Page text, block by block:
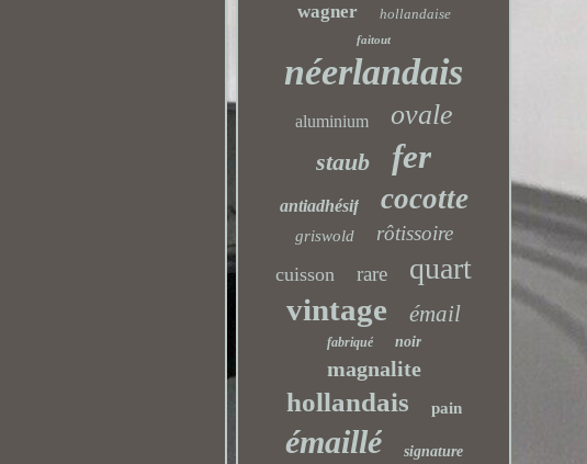
wagner hollandaise
faitout
néerlandais
aluminium ovale
staub fer
antiadhésif cocotte
griswold rôtissoire
cuisson rare quart
vintage émail
fabriqué noir
magnalite
hollandais pain
émaillé
signature